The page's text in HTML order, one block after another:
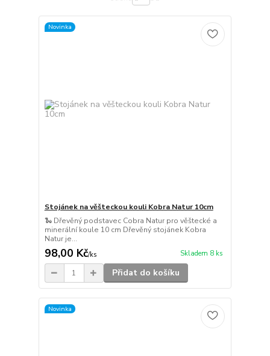
Novinka
Stojánek na věšteckou kouli Kobra Natur 10cm
🐍 Dřevěný podstavec Cobra Natur pro věštecké a
minerální koule 10 cm Dřevěný stojánek Kobra
Natur je...
98,00 Kč/ks Skladem 8 ks
Přidat do košíku
Novinka